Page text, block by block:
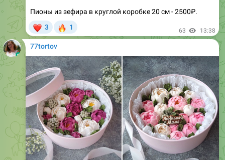
63
77tortov
Пионы из зефира в круглой коробке 25 см -3000₽.